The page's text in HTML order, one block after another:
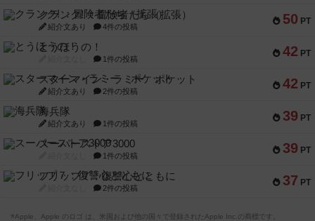
50 PT
クランク! ：冒険者たち（拡張）
紹介文あり 4件の投稿
42 PT
とうほうの！
1件の投稿
42 PT
スターマイン・ラミー ポケット
紹介文あり 2件の投稿
39 PT
海兵隊
紹介文あり 1件の投稿
39 PT
スーパーストア3000
1件の投稿
37 PT
フリップ７：復讐心とともに
2件の投稿
※Apple、Apple のロゴ は、米国および他の国々で登録されたApple Inc.の商標です。